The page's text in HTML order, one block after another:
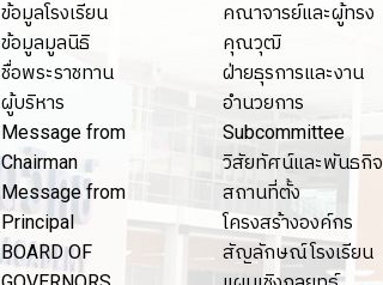
ข้อมูลโรงเรียน
ข้อมูลมูลนิธิ
ชื่อพระราชทาน
ผู้บริหาร
Message from
Chairman
Message from
Principal
BOARD OF
คณาจารย์และผู้ทรง
คุณวุฒิ
ฝ่ายธุรการและงาน
อำนวยการ
Subcommittee
วิสัยทัศน์และพันธกิจ
สถานที่ตั้ง
โครงสร้างองค์กร
สัญลักษณ์โรงเรียน